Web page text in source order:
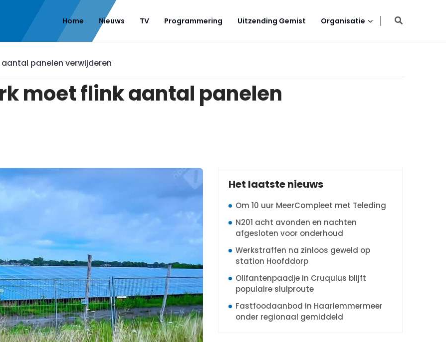
Home Nieuws TV Programmering Uitzending Gemist Organisatie
panelen verwijderen
moet flink aantal panelen
Het laatste nieuws
Om 10 uur MeerCompleet met Teleding
N201 acht avonden en nachten
afgesloten voor onderhoud
Werkstraffen na zinloos geweld op
station Hoofddorp
Olifantenpaadje in Cruquius blijft
populaire sluiproute
Fastfoodaanbod in Haarlemmermeer
onder regionaal gemiddeld